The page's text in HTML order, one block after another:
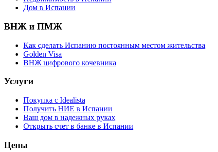
Дом в Испании
ВНЖ и ПМЖ
Как сделать Испанию постоянным местом жительства
Golden Visa
ВНЖ цифрового кочевника
Услуги
Покупка с Idealista
Получить НИЕ в Испании
Ваш дом в надежных руках
Открыть счет в банке в Испании
Цены